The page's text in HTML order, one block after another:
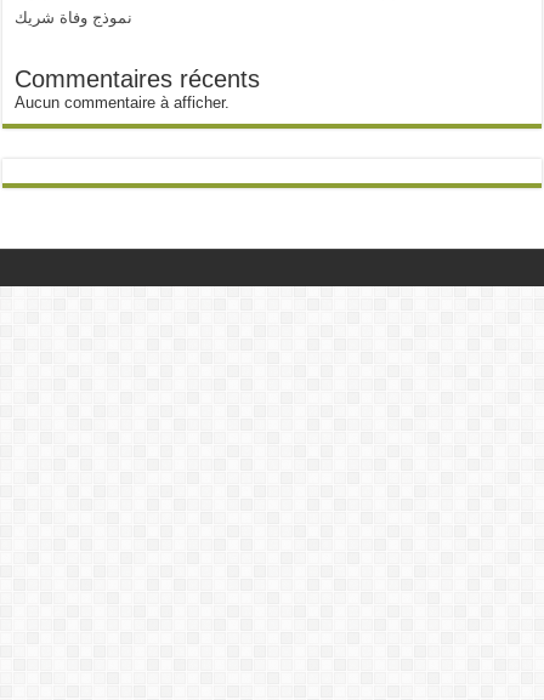
نموذج وفاة شريك
Commentaires récents
Aucun commentaire à afficher.